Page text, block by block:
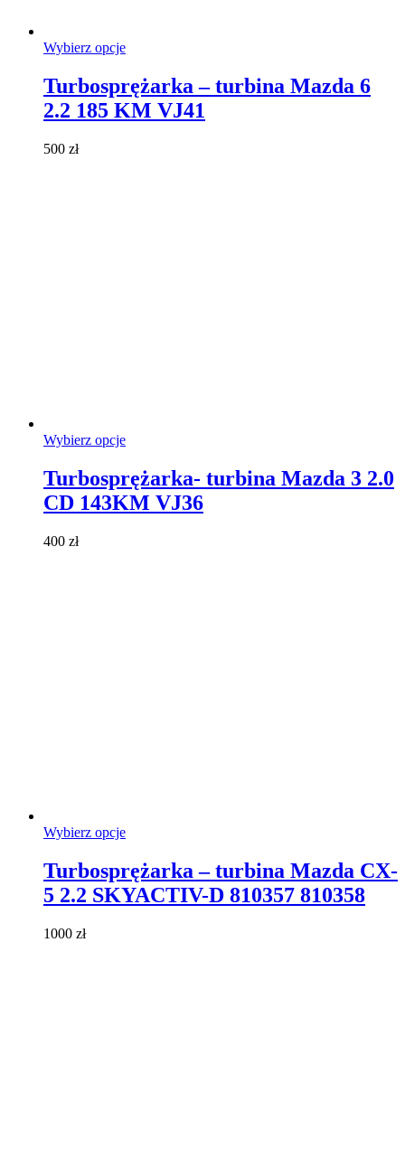
Wybierz opcjeTen
wiele
wariantów.
Turbosprężarka – turbina Mazda 6
2.2 185 KM VJ41
500 zł
Wybierz opcjeTen
wiele
wariantów.
Turbosprężarka- turbina Mazda 3 2.0
CD 143KM VJ36
400 zł
Wybierz opcjeTen
wiele
wariantów.
Turbosprężarka – turbina Mazda CX-
5 2.2 SKYACTIV-D 810357 810358
1000 zł